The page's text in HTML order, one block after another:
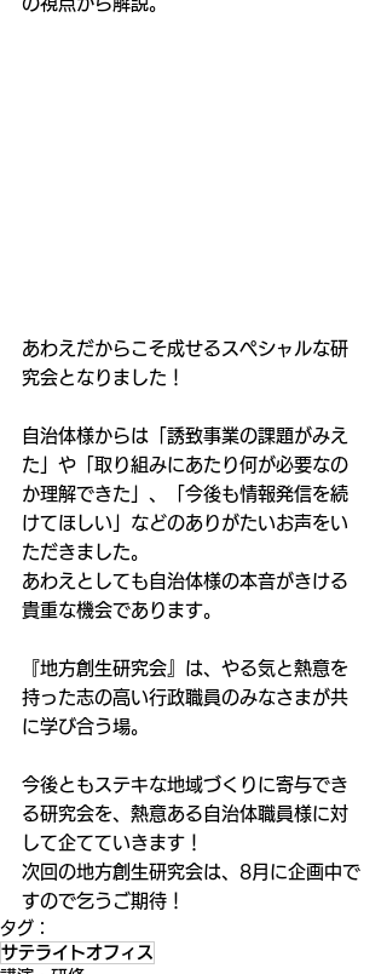
あわえだからこそ成せるスペシャルな研
究会となりました！
自治体様からは「誘致事業の課題がみえ
た」や「取り組みにあたり何が必要なの
か理解できた」、「今後も情報発信を続
けてほしい」などのありがたいお声をい
ただきました。
あわえとしても自治体様の本音がきける
貴重な機会であります。
『地方創生研究会』は、やる気と熱意を
持った志の高い行政職員のみなさまが共
に学び合う場。
今後ともステキな地域づくりに寄与でき
る研究会を、熱意ある自治体職員様に対
して企てていきます！
次回の地方創生研究会は、8月に企画中で
すので乞うご期待！
タグ：
サテライトオフィス